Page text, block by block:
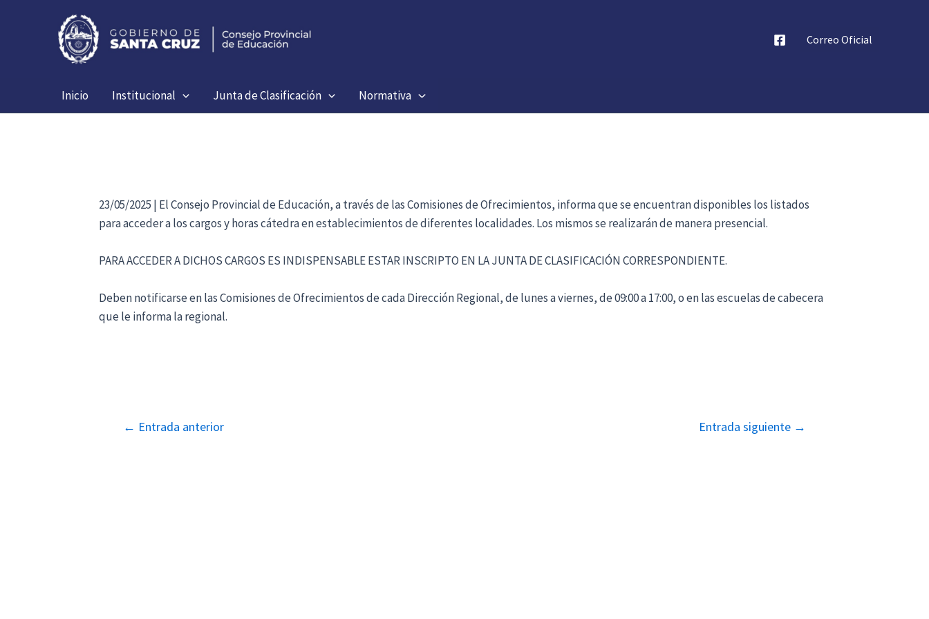
Correo Oficial
Inicio Institucional Junta de Clasificación Normativa
23/05/2025 | El Consejo Provincial de Educación, a través de las Comisiones de Ofrecimientos, informa que se encuentran disponibles los listados
para acceder a los cargos y horas cátedra en establecimientos de diferentes localidades. Los mismos se realizarán de manera presencial.
PARA ACCEDER A DICHOS CARGOS ES INDISPENSABLE ESTAR INSCRIPTO EN LA JUNTA DE CLASIFICACIÓN CORRESPONDIENTE.
Deben notificarse en las Comisiones de Ofrecimientos de cada Dirección Regional, de lunes a viernes, de 09:00 a 17:00, o en las escuelas de cabecera
que le informa la regional.
Navegación
← Entrada anterior Entrada siguiente →